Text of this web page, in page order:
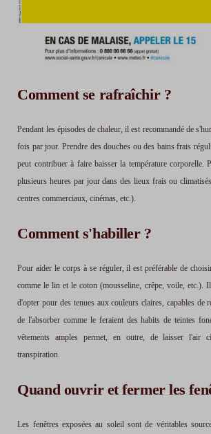
Comment se rafraîchir ?
Pendant les épisodes de chaleur, il est recommandé de
fois par jour. Prendre des douches ou des bains frais
peut contribuer à faire baisser la température corporelle.
plusieurs heures par jour dans des lieux frais ou
centres commerciaux, cinémas, etc.).
Comment s'habiller ?
Pour aider le corps à se réguler, il est préférable de
comme le lin et le coton (mousseline, crêpe, voile, etc.).
d'opter pour des tenues aux couleurs claires, capables de
de l'absorber comme le feraient des habits de teintes
vêtements amples permet, en outre, de laisser l'air
transpiration.
Quand ouvrir et fermer les
Les fenêtres exposées au soleil sont de véritables